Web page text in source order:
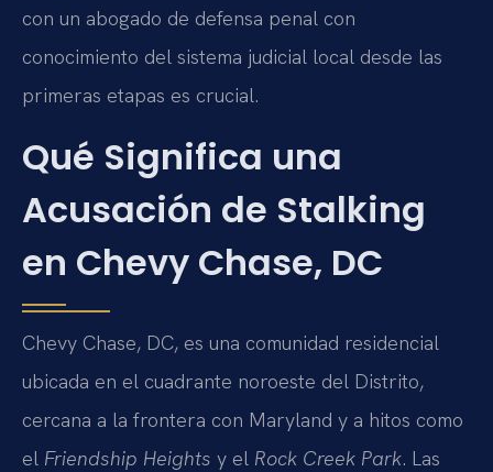
con un abogado de defensa penal con
conocimiento del sistema judicial local desde las
primeras etapas es crucial.
Qué Significa una
Acusación de Stalking
en Chevy Chase, DC
Chevy Chase, DC, es una comunidad residencial
ubicada en el cuadrante noroeste del Distrito,
cercana a la frontera con Maryland y a hitos como
el Friendship Heights y el Rock Creek Park. Las